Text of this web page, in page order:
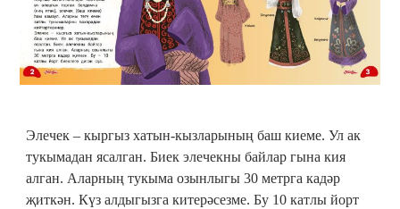
Элечек – кыргыз хатын-кызларының баш киеме. Ул ак
тукымадан ясалган. Биек элечекны байлар гына кия
алган. Аларның тукыма озынлыгы 30 метрга кадәр
җиткән. Күз алдыгызга китерәсезме. Бу 10 катлы йорт